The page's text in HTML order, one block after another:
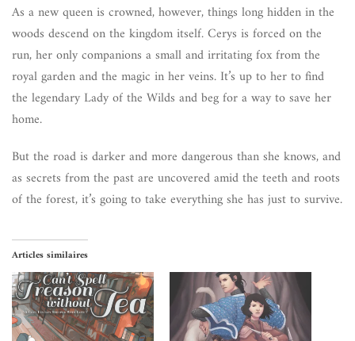
As a new queen is crowned, however, things long hidden in the
woods descend on the kingdom itself. Cerys is forced on the
run, her only companions a small and irritating fox from the
royal garden and the magic in her veins. It’s up to her to find
the legendary Lady of the Wilds and beg for a way to save her
home.
But the road is darker and more dangerous than she knows, and
as secrets from the past are uncovered amid the teeth and roots
of the forest, it’s going to take everything she has just to survive.
Articles similaires